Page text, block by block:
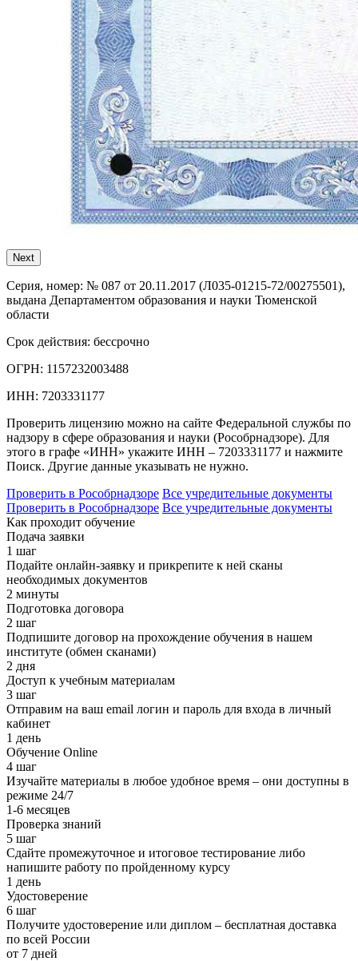
Next
Серия, номер: № 087 от 20.11.2017 (Л035-01215-72/00275501),
выдана Департаментом образования и науки Тюменской
области
Срок действия: бессрочно
ОГРН: 1157232003488
ИНН: 7203331177
Проверить лицензию можно на сайте Федеральной службы по
надзору в сфере образования и науки (Рособрнадзоре). Для
этого в графе «ИНН» укажите ИНН – 7203331177 и нажмите
Поиск. Другие данные указывать не нужно.
Проверить в Рособрнадзоре Все учредительные документы
Проверить в Рособрнадзоре Все учредительные документы
Как проходит обучение
Подача заявки
1 шаг
Подайте онлайн-заявку и прикрепите к ней сканы
необходимых документов
2 минуты
Подготовка договора
2 шаг
Подпишите договор на прохождение обучения в нашем
институте (обмен сканами)
2 дня
Доступ к учебным материалам
3 шаг
Отправим на ваш email логин и пароль для входа в личный
кабинет
1 день
Обучение Online
4 шаг
Изучайте материалы в любое удобное время – они доступны в
режиме 24/7
1-6 месяцев
Проверка знаний
5 шаг
Сдайте промежуточное и итоговое тестирование либо
напишите работу по пройденному курсу
1 день
Удостоверение
6 шаг
Получите удостоверение или диплом – бесплатная доставка
по всей России
от 7 дней